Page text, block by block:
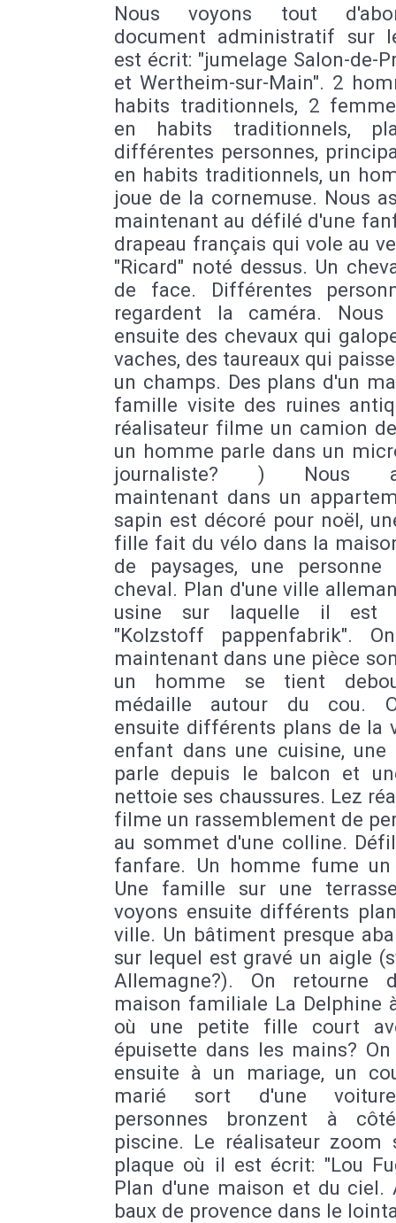
Nous voyons tout
document administratif sur
est écrit: "jumelage Salon-de-
et Wertheim-sur-Main". 2
habits traditionnels, 2
en habits traditionnels,
différentes personnes,
en habits traditionnels, un
joue de la cornemuse. Nous
maintenant au défilé d'une
drapeau français qui vole au
"Ricard" noté dessus. Un
de face. Différentes
regardent la caméra. Nous
ensuite des chevaux qui
vaches, des taureaux qui
un champs. Des plans d'un
famille visite des ruines
réalisateur filme un camion de
un homme parle dans un
journaliste? ) Nous
maintenant dans un
sapin est décoré pour noël,
fille fait du vélo dans la
de paysages, une
cheval. Plan d'une ville
usine sur laquelle il est
"Kolzstoff pappenfabrik".
maintenant dans une pièce
un homme se tient
médaille autour du cou.
ensuite différents plans de la
enfant dans une cuisine, une
parle depuis le balcon et
nettoie ses chaussures. Lez
filme un rassemblement de
au sommet d'une colline.
fanfare. Un homme fume un
Une famille sur une
voyons ensuite différents
ville. Un bâtiment presque
sur lequel est gravé un aigle
Allemagne?). On retourne
maison familiale La Delphine
où une petite fille court
épuisette dans les mains?
ensuite à un mariage, un
marié sort d'une
personnes bronzent à
piscine. Le réalisateur zoom
plaque où il est écrit: "Lou
Plan d'une maison et du ciel.
baux de provence dans le